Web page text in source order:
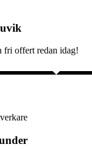
fri offert redan idag!